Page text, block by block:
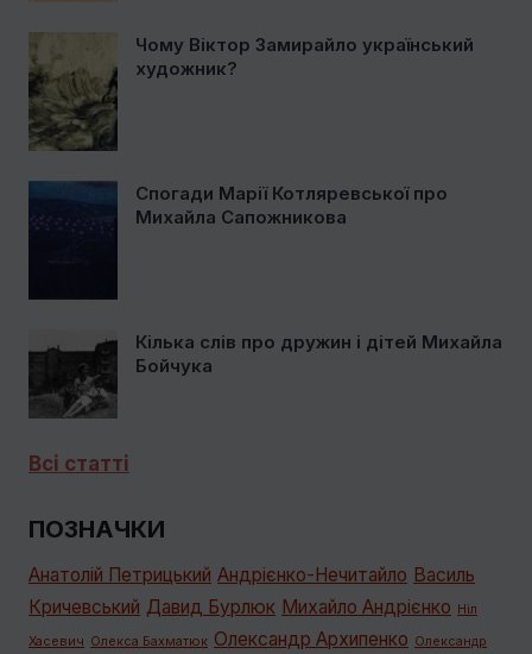
Чому Віктор Замирайло український
художник?
Спогади Марії Котляревської про
Михайла Сапожникова
Кілька слів про дружин і дітей Михайла
Бойчука
Всі статті
ПОЗНАЧКИ
Анатолій Петрицький Андрієнко-Нечитайло Василь
Кричевський Давид Бурлюк Михайло Андрієнко Ніл
Хасевич Олекса Бахматюк Олександр Архипенко Олександр